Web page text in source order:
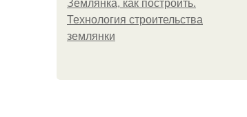
Землянка, как построить.
Технология строительства
землянки